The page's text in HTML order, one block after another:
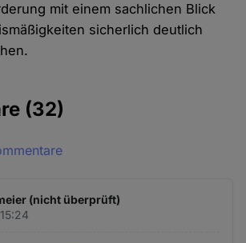
mit einem sachlichen Blick
sicherlich deutlich
(32)
(nicht überprüft)